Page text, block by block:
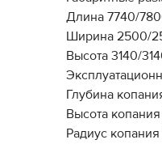
Длина 7740/
Ширина 2500/
Высота 3140/
Глубина
Высота
Радиус